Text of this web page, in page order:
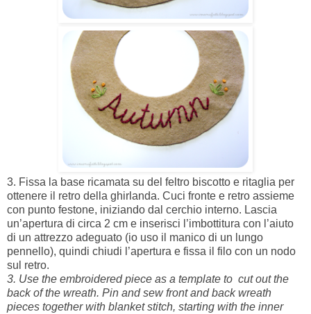
3. Fissa la base ricamata su del feltro biscotto e ritaglia per
ottenere il retro della ghirlanda. Cuci fronte e retro assieme
con punto festone, iniziando dal cerchio interno. Lascia
un’apertura di circa 2 cm e inserisci l’imbottitura con l’aiuto
di un attrezzo adeguato (io uso il manico di un lungo
pennello), quindi chiudi l’apertura e fissa il filo con un nodo
sul retro.
3. Use the embroidered piece as a template to cut out the
back of the wreath. Pin and sew front and back wreath
pieces together with blanket stitch, starting with the inner